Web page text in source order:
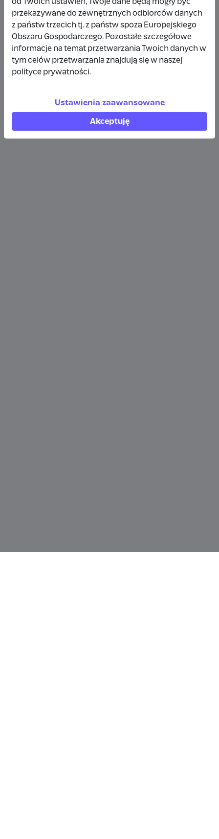
Wpłata anonimowa
10 zł rok temu
Wpłata anonimowa
Zobacz więcej
przekazywane do zewnętrznych odbiorców danych
z państw trzecich tj. z państw spoza Europejskiego
Obszaru Gospodarczego. Pozostałe szczegółowe
informacje na temat przetwarzania Twoich danych w
tym celów przetwarzania znajdują się w naszej
polityce prywatności.
Ustawienia zaawansowane
Akceptuję